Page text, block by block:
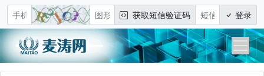
获取短信验证码 登录